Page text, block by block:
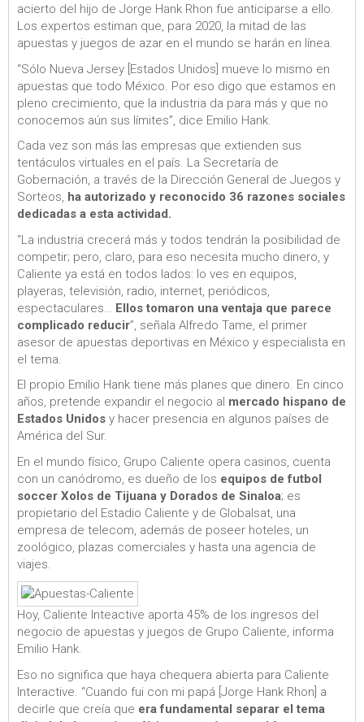
acierto del hijo de Jorge Hank Rhon fue anticiparse a ello.
Los expertos estiman que, para 2020, la mitad de las
apuestas y juegos de azar en el mundo se harán en línea.
“Sólo Nueva Jersey [Estados Unidos] mueve lo mismo en
apuestas que todo México. Por eso digo que estamos en
pleno crecimiento, que la industria da para más y que no
conocemos aún sus límites”, dice Emilio Hank.
Cada vez son más las empresas que extienden sus
tentáculos virtuales en el país. La Secretaría de
Gobernación, a través de la Dirección General de Juegos y
Sorteos, ha autorizado y reconocido 36 razones sociales
dedicadas a esta actividad.
“La industria crecerá más y todos tendrán la posibilidad de
competir; pero, claro, para eso necesita mucho dinero, y
Caliente ya está en todos lados: lo ves en equipos,
playeras, televisión, radio, internet, periódicos,
espectaculares… Ellos tomaron una ventaja que parece
complicado reducir”, señala Alfredo Tame, el primer
asesor de apuestas deportivas en México y especialista en
el tema.
El propio Emilio Hank tiene más planes que dinero. En cinco
años, pretende expandir el negocio al mercado hispano de
Estados Unidos y hacer presencia en algunos países de
América del Sur.
En el mundo físico, Grupo Caliente opera casinos, cuenta
con un canódromo, es dueño de los equipos de futbol
soccer Xolos de Tijuana y Dorados de Sinaloa; es
propietario del Estadio Caliente y de Globalsat, una
empresa de telecom, además de poseer hoteles, un
zoológico, plazas comerciales y hasta una agencia de
viajes.
Hoy, Caliente Inteactive aporta 45% de los ingresos del
negocio de apuestas y juegos de Grupo Caliente, informa
Emilio Hank.
Eso no significa que haya chequera abierta para Caliente
Interactive. “Cuando fui con mi papá [Jorge Hank Rhon] a
decirle que creía que era fundamental separar el tema